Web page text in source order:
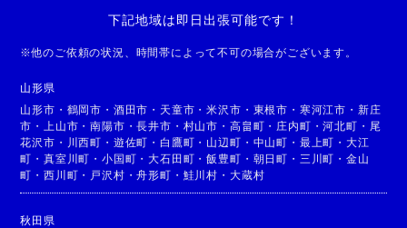
下記地域は即日出張可能です！
※他のご依頼の状況、時間帯によって不可の場合がございます。
山形県
山形市 ・ 鶴岡市 ・ 酒田市 ・ 天童市 ・米沢市 ・ 東根市 ・ 寒河江市 ・ 新庄
市 ・ 上山市 ・南陽市 ・長井市 ・ 村山市 ・ 高畠町 ・ 庄内町 ・河北町 ・ 尾
花沢市 ・ 川西町 ・ 遊佐町 ・ 白鷹町 ・ 山辺町 ・ 中山町 ・ 最上町 ・ 大江
町 ・真室川町 ・小国町 ・大石田町 ・飯豊町 ・ 朝日町 ・ 三川町 ・ 金山
町 ・西川町 ・ 戸沢村 ・舟形町 ・ 鮭川村 ・ 大蔵村
秋田県